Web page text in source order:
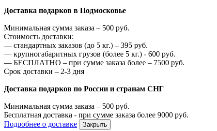
Доставка подарков в Подмосковье
Минимальная сумма заказа – 500 руб.
Стоимость доставки:
— стандартных заказов (до 5 кг.) – 395 руб.
— крупногабаритных грузов (более 5 кг.) - 600 руб.
— БЕСПЛАТНО – при сумме заказа более – 7500 руб.
Срок доставки – 2-3 дня
Доставка подарков по России и странам СНГ
Минимальная сумма заказа – 500 руб.
Бесплатная доставка - при сумме заказа более 9000 руб.
Подробнее о доставке
Закрыть